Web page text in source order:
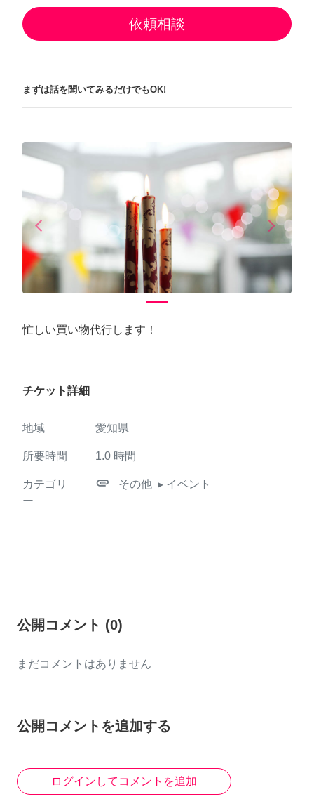
依頼相談
まずは話を聞いてみるだけでもOK!
arrow_back_iosPrevious arrow_forward_ios
Next
忙しい買い物代行します！
チケット詳細
地域 愛知県
所要時間 1.0 時間
カテゴリ
ー
attachment その他 ▸ イベント
公開コメント (0)
まだコメントはありません
公開コメントを追加する
ログインしてコメントを追加